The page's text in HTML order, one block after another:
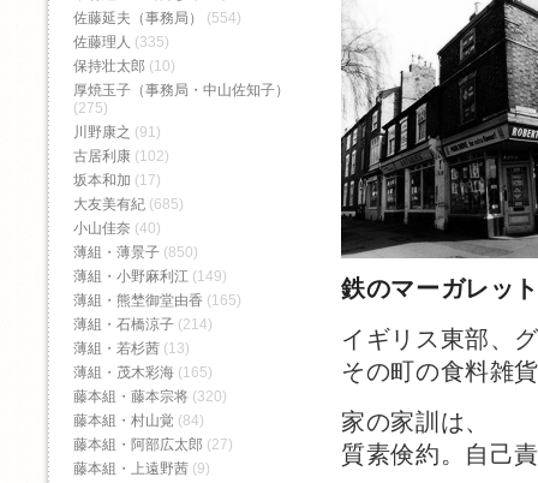
鉄のマーガレ
イギリス東部、
その町の食料雑
家の家訓は、
質素倹約。自己
佐藤延夫（事務局）
(554)
佐藤理人 (335)
保持壮太郎 (10)
厚焼玉子（事務局・中山佐知子）
(275)
川野康之 (91)
古居利康 (102)
坂本和加 (17)
大友美有紀 (685)
小山佳奈 (40)
薄組・薄景子 (850)
薄組・小野麻利江 (149)
薄組・熊埜御堂由香 (165)
薄組・石橋涼子 (214)
薄組・若杉茜 (13)
薄組・茂木彩海 (165)
藤本組・藤本宗将 (320)
藤本組・村山覚 (84)
藤本組・阿部広太郎 (27)
藤本組・上遠野茜 (9)